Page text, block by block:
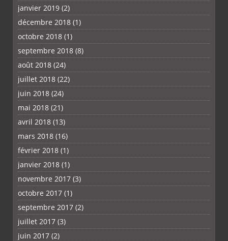
janvier 2019 (2)
décembre 2018 (1)
octobre 2018 (1)
septembre 2018 (8)
août 2018 (24)
juillet 2018 (22)
juin 2018 (24)
mai 2018 (21)
avril 2018 (13)
mars 2018 (16)
février 2018 (1)
janvier 2018 (1)
novembre 2017 (3)
octobre 2017 (1)
septembre 2017 (2)
juillet 2017 (3)
juin 2017 (2)